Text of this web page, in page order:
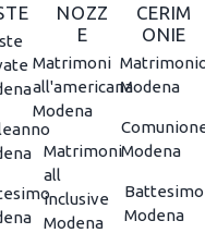
NOZZ
E
Matrimoni
all'americana
Modena
Matrimoni
all
inclusive
Modena
CERIM
ONIE
Modena
Modena
Battesimo
Modena